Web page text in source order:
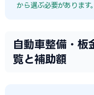
から選ぶ必要があります。
自動車整備・板
覧と補助額